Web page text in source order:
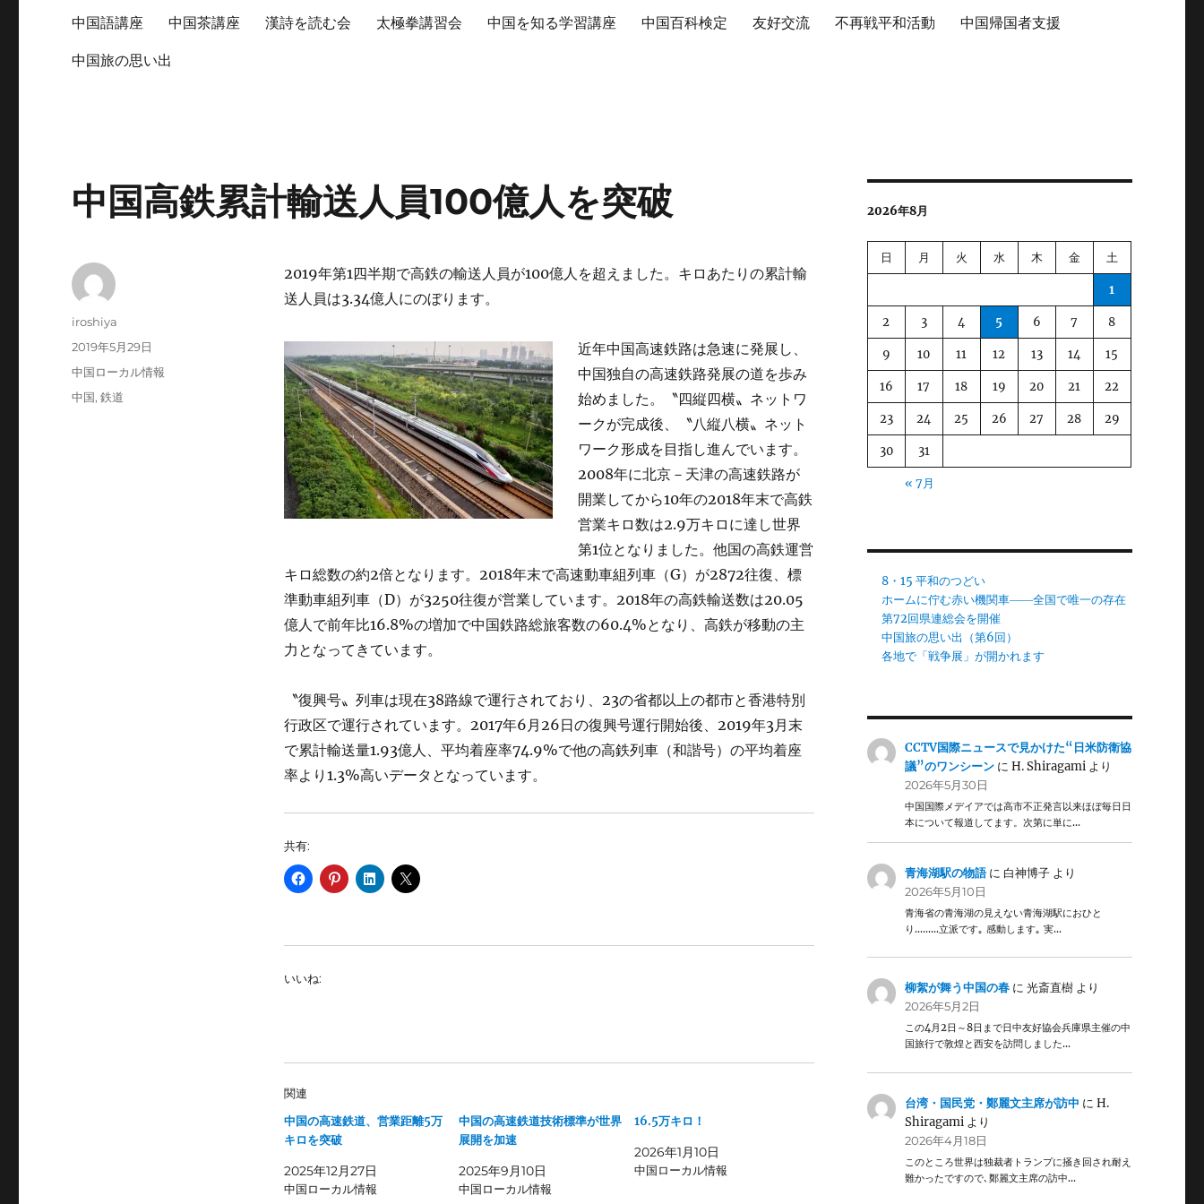
中国語講座 中国茶講座 漢詩を読む会 太極拳講習会 中国を知る学習講座 中国百科検定 友好交流 不再戦平和活動 中国帰国者支援
中国旅の思い出
中国高鉄累計輸送人員100億人を突破
2019年第1四半期で高鉄の輸送人員が100億人を超えました。キロあたりの累計輸
送人員は3.34億人にのぼります。
近年中国高速鉄路は急速に発展し、
中国独自の高速鉄路発展の道を歩み
始めました。〝四縦四横〟ネットワ
ークが完成後、〝八縦八横〟ネット
ワーク形成を目指し進んでいます。
2008年に北京－天津の高速鉄路が
開業してから10年の2018年末で高鉄
営業キロ数は2.9万キロに達し世界
第1位となりました。他国の高鉄運営
キロ総数の約2倍となります。2018年末で高速動車組列車（G）が2872往復、標
準動車組列車（D）が3250往復が営業しています。2018年の高鉄輸送数は20.05
億人で前年比16.8%の増加で中国鉄路総旅客数の60.4%となり、高鉄が移動の主
力となってきています。
〝復興号〟列車は現在38路線で運行されており、23の省都以上の都市と香港特別
行政区で運行されています。2017年6月26日の復興号運行開始後、2019年3月末
で累計輸送量1.93億人、平均着座率74.9%で他の高鉄列車（和諧号）の平均着座
率より1.3%高いデータとなっています。
共有:
いいね:
関連
中国の高速鉄道、営業距離5万
キロを突破
2025年12月27日
中国ローカル情報
中国の高速鉄道技術標準が世界
展開を加速
2025年9月10日
中国ローカル情報
16.5万キロ！
2026年1月10日
中国ローカル情報
投
iroshiya
投
稿
2019年5月29日
カ
テ
中国ローカル情報
タ
中国,鉄道
2026年8月
日 月 火 水 木 金 土
1
2 3 4 5 6 7 8
9 10 11 12 13 14 15
16 17 18 19 20 21 22
23 24 25 26 27 28 29
30 31
« 7月
8・15 平和のつどい
ホームに佇む赤い機関車――全国で唯一の存在
第72回県連総会を開催
中国旅の思い出（第6回）
各地で「戦争展」が開かれます
CCTV国際ニュースで見かけた“日米防衛協
議”のワンシーン にH. Shiragami より
2026年5月30日
中国国際メデイアでは高市不正発言以来ほぼ毎日日
本について報道してます。次第に単に…
青海湖駅の物語に 白神博子 より
2026年5月10日
青海省の青海湖の見えない青海湖駅におひと
り………立派です｡ 感動します｡ 実…
柳絮が舞う中国の春 に光斎直樹 より
2026年5月2日
この4月2日～8日まで日中友好協会兵庫県主催の中
国旅行で敦煌と西安を訪問しました…
台湾・国民党・鄭麗文主席が訪中 にH.
Shiragami より
2026年4月18日
このところ世界は独裁者トランプに掻き回され耐え
難かったですので､鄭麗文主席の訪中…